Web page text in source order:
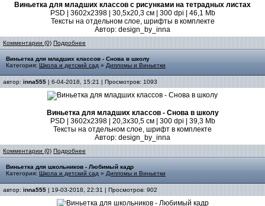
Виньетка для младших классов с рисунками на тетрадных листах
PSD | 3602х2398 | 30,5х20,3 см | 300 dpi | 46,1 Mb
Тексты на отдельном слое, шрифты в комплекте
Автор: design_by_inna
Комментарии (0) Подробнее
Виньетка для младших классов - Снова в школу
Категория: Школа и детский сад » Дипломы и Виньетки
автор: inna555 | 6-04-2018, 15:21 | Просмотров: 1093
Виньетка для младших классов - Снова в школу
PSD | 3602х2398 | 20,3х30,5 см | 300 dpi | 39,3 Mb
Тексты на отдельном слое, шрифт в комплекте
Автор: design_by_inna
Комментарии (0) Подробнее
Виньетка для школьников - Любимый кадр
Категория: Школа и детский сад » Дипломы и Виньетки
автор: inna555 | 19-03-2018, 22:31 | Просмотров: 902